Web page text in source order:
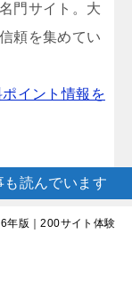
門サイト。大
頼を集めてい
イント情報を
読んでいます
年版｜200サイト体験